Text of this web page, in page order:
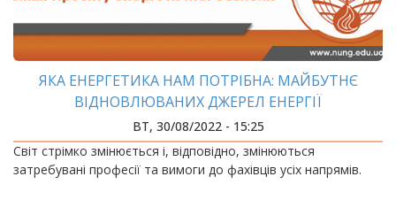
ЯКА ЕНЕРГЕТИКА НАМ ПОТРІБНА: МАЙБУТНЄ
ВІДНОВЛЮВАНИХ ДЖЕРЕЛ ЕНЕРГІЇ
ВТ, 30/08/2022 - 15:25
Світ стрімко змінюється і, відповідно, змінюються
затребувані професії та вимоги до фахівців усіх напрямів.